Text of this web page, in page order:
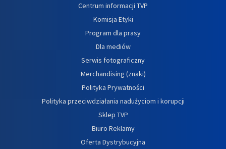
Centrum informacji TVP
Komisja Etyki
Program dla prasy
Dla mediów
Serwis fotograficzny
Merchandising (znaki)
Polityka Prywatności
Polityka przeciwdziałania nadużyciom i korupcji
Sklep TVP
Biuro Reklamy
Oferta Dystrybucyjna